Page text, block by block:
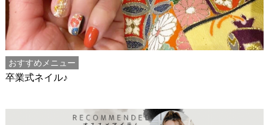
おすすめメニュー
卒業式ネイル♪